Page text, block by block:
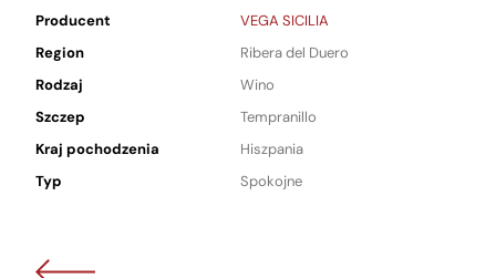
Producent
VEGA SICILIA
Region
Ribera del Duero
Rodzaj
Wino
Szczep
Tempranillo
Kraj pochodzenia
Hiszpania
Typ
Spokojne